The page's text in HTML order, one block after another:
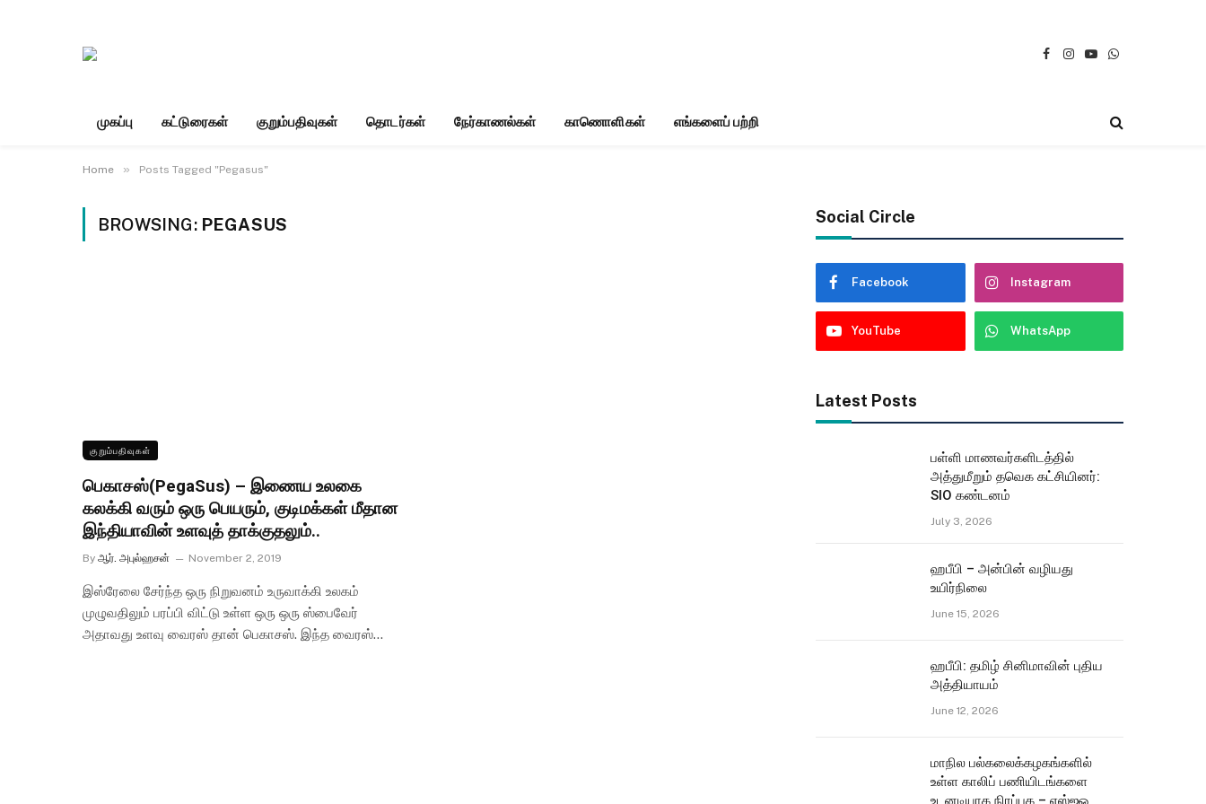
Facebook
Instagram
YouTubeWhatsApp
முகப்பு கட்டுரைகள் குறும்பதிவுகள் தொடர்கள் நேர்காணல்கள் காணொளிகள் எங்களைப் பற்றி
Home » Posts Tagged "Pegasus"
BROWSING: PEGASUS
குறும்பதிவுகள்
பெகாசஸ்(PegaSus) – இணைய உலகை
கலக்கி வரும் ஒரு பெயரும், குடிமக்கள் மீதான
இந்தியாவின் உளவுத் தாக்குதலும்..
By ஆர். அபுல்ஹசன் November 2, 2019
இஸ்ரேலை சேர்ந்த ஒரு நிறுவனம் உருவாக்கி உலகம்
முழுவதிலும் பரப்பி விட்டு உள்ள ஒரு ஒரு ஸ்பைவேர்
அதாவது உளவு வைரஸ் தான் பெகாசஸ். இந்த வைரஸ்…
Social Circle
Facebook Instagram
YouTube WhatsApp
Latest Posts
பள்ளி மாணவர்களிடத்தில்
அத்துமீறும் தவெக கட்சியினர்:
SIO கண்டனம்
July 3, 2026
ஹபீபி – அன்பின் வழியது
உயிர்நிலை
June 15, 2026
ஹபீபி: தமிழ் சினிமாவின் புதிய
அத்தியாயம்
June 12, 2026
மாநில பல்கலைக்கழகங்களில்
உள்ள காலிப் பணியிடங்களை
உடனடியாக நிரப்புக – எஸ்ஐஓ